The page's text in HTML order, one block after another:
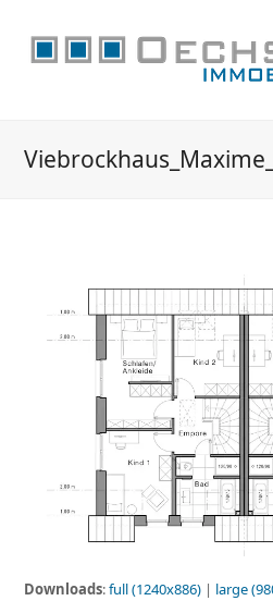
Downloads:full (1240x886) | large